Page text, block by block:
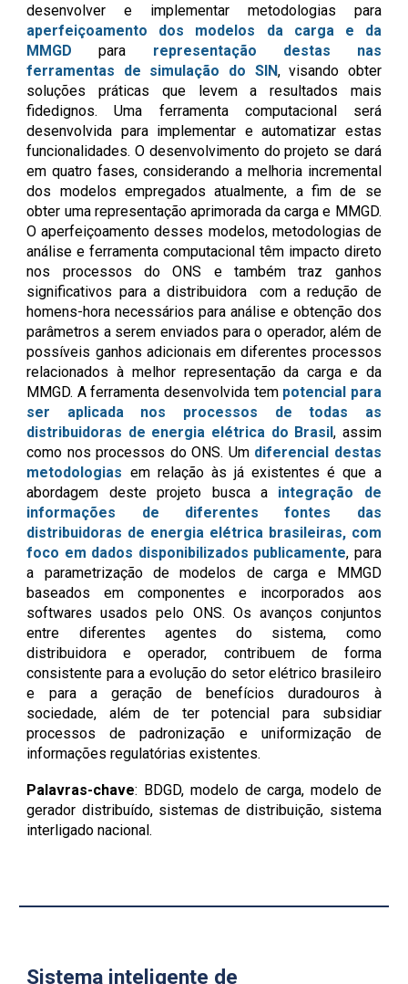
desenvolver e implementar metodologias para
aperfeiçoamento dos modelos da carga e da
MMGD para representação destas nas
ferramentas de simulação do SIN, visando obter
soluções práticas que levem a resultados mais
fidedignos. Uma ferramenta computacional será
desenvolvida para implementar e automatizar estas
funcionalidades. O desenvolvimento do projeto se dará
em quatro fases, considerando a melhoria incremental
dos modelos empregados atualmente, a fim de se
obter uma representação aprimorada da carga e MMGD.
O aperfeiçoamento desses modelos, metodologias de
análise e ferramenta computacional têm impacto direto
nos processos do ONS e também traz ganhos
significativos para a distribuidora com a redução de
homens-hora necessários para análise e obtenção dos
parâmetros a serem enviados para o operador, além de
possíveis ganhos adicionais em diferentes processos
relacionados à melhor representação da carga e da
MMGD. A ferramenta desenvolvida tem potencial para
ser aplicada nos processos de todas as
distribuidoras de energia elétrica do Brasil, assim
como nos processos do ONS. Um diferencial destas
metodologias em relação às já existentes é que a
abordagem deste projeto busca a integração de
informações de diferentes fontes das
distribuidoras de energia elétrica brasileiras, com
foco em dados disponibilizados publicamente, para
a parametrização de modelos de carga e MMGD
baseados em componentes e incorporados aos
softwares usados pelo ONS. Os avanços conjuntos
entre diferentes agentes do sistema, como
distribuidora e operador, contribuem de forma
consistente para a evolução do setor elétrico brasileiro
e para a geração de benefícios duradouros à
sociedade, além de ter potencial para subsidiar
processos de padronização e uniformização de
informações regulatórias existentes.
Palavras-chave: BDGD, modelo de carga, modelo de
gerador distribuído, sistemas de distribuição, sistema
interligado nacional.
Sistema inteligente de